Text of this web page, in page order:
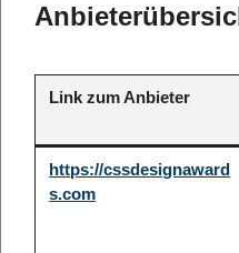
Link zum Anbieter
https://cssdesignaward
s.com